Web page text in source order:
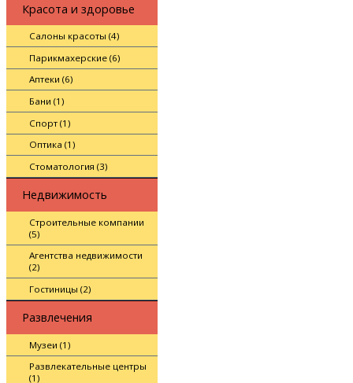
Красота и здоровье
Салоны красоты (4)
Парикмахерские (6)
Аптеки (6)
Бани (1)
Спорт (1)
Оптика (1)
Стоматология (3)
Недвижимость
Строительные компании
(5)
Агентства недвижимости
(2)
Гостиницы (2)
Развлечения
Музеи (1)
Развлекательные центры
(1)